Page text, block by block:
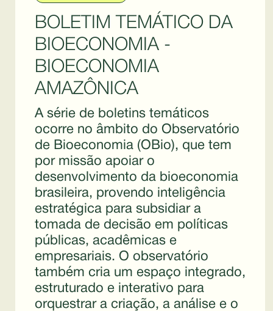
BOLETIM TEMÁTICO DA
BIOECONOMIA -
BIOECONOMIA
AMAZÔNICA
A série de boletins temáticos
ocorre no âmbito do Observatório
de Bioeconomia (OBio), que tem
por missão apoiar o
desenvolvimento da bioeconomia
brasileira, provendo inteligência
estratégica para subsidiar a
tomada de decisão em políticas
públicas, acadêmicas e
empresariais. O observatório
também cria um espaço integrado,
estruturado e interativo para
orquestrar a criação, a análise e o